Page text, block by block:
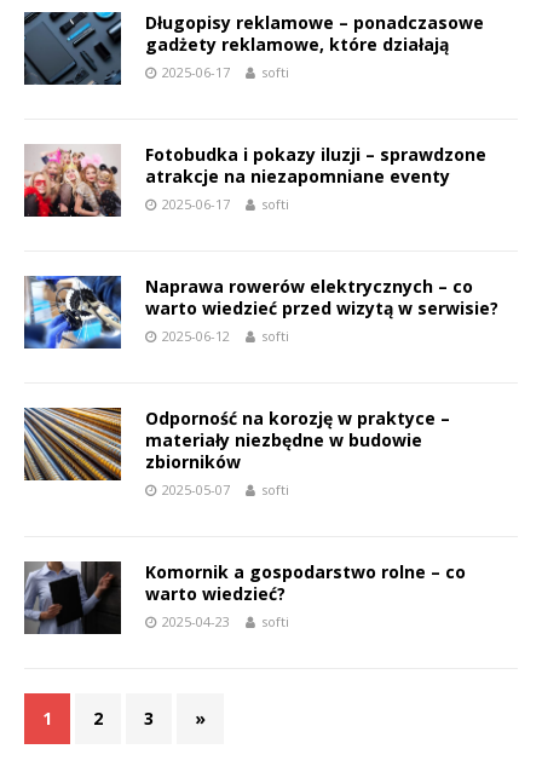
Długopisy reklamowe – ponadczasowe
gadżety reklamowe, które działają
2025-06-17 softi
Fotobudka i pokazy iluzji – sprawdzone
atrakcje na niezapomniane eventy
2025-06-17 softi
Naprawa rowerów elektrycznych – co
warto wiedzieć przed wizytą w serwisie?
2025-06-12 softi
Odporność na korozję w praktyce –
materiały niezbędne w budowie
zbiorników
2025-05-07 softi
Komornik a gospodarstwo rolne – co
warto wiedzieć?
2025-04-23 softi
1 2 3 »